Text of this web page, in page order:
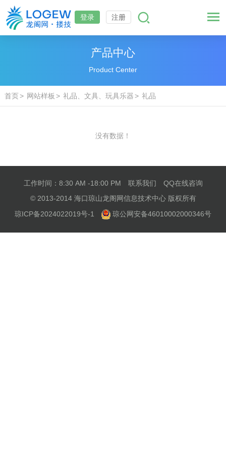
登录 注册
产品中心
Product Center
首页 网站样板 礼品、文具、玩具乐器 礼品
没有数据！
工作时间：8:30 AM -18:00 PM 联系我们
QQ在线咨询
© 2013-2014 海口琼山龙阁网信息技术中心 版权所有
琼ICP备2024022019号-1
琼公网安备46010002000346号